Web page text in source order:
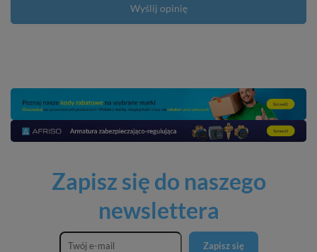
Wyślij opinię
Zapisz się do naszego
newslettera
Zapisz się